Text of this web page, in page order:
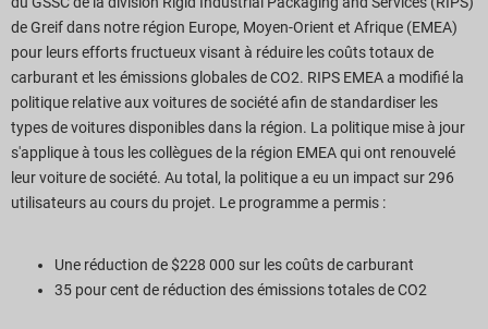
de Greif dans notre région Europe, Moyen-Orient et Afrique (EMEA)
pour leurs efforts fructueux visant à réduire les coûts totaux de
carburant et les émissions globales de CO2. RIPS EMEA a modifié la
politique relative aux voitures de société afin de standardiser les
types de voitures disponibles dans la région. La politique mise à jour
s'applique à tous les collègues de la région EMEA qui ont renouvelé
leur voiture de société. Au total, la politique a eu un impact sur 296
utilisateurs au cours du projet. Le programme a permis :
Une réduction de $228 000 sur les coûts de carburant
35 pour cent de réduction des émissions totales de CO2